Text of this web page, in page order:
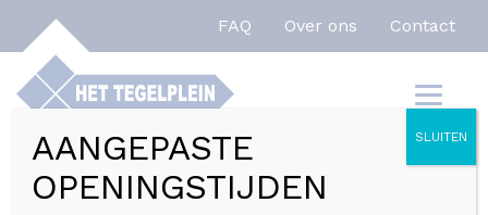
FAQ Over ons Contact
AANGEPASTE
OPENINGSTIJDEN
SLUITEN